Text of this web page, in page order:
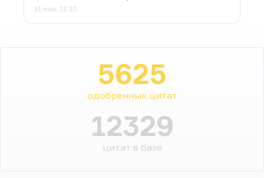
31 мая, 11:20
5625
одобренных цитат
12329
цитат в базе